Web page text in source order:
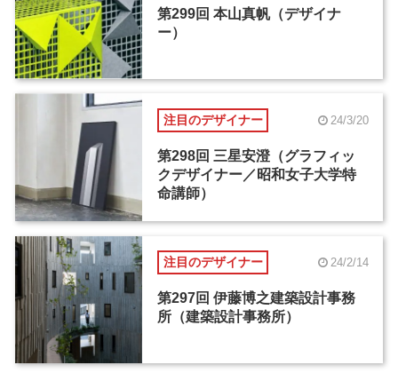
第299回 本山真帆（デザイナ
ー）
注目のデザイナー 24/3/20
第298回 三星安澄（グラフィッ
クデザイナー／昭和女子大学特
命講師）
注目のデザイナー 24/2/14
第297回 伊藤博之建築設計事務
所（建築設計事務所）